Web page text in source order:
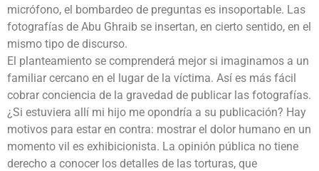
micrófono, el bombardeo de preguntas es insoportable. Las
fotografías de Abu Ghraib se insertan, en cierto sentido, en el
mismo tipo de discurso.
El planteamiento se comprenderá mejor si imaginamos a un
familiar cercano en el lugar de la víctima. Así es más fácil
cobrar conciencia de la gravedad de publicar las fotografías.
¿Si estuviera allí mi hijo me opondría a su publicación? Hay
motivos para estar en contra: mostrar el dolor humano en un
momento vil es exhibicionista. La opinión pública no tiene
derecho a conocer los detalles de las torturas, que